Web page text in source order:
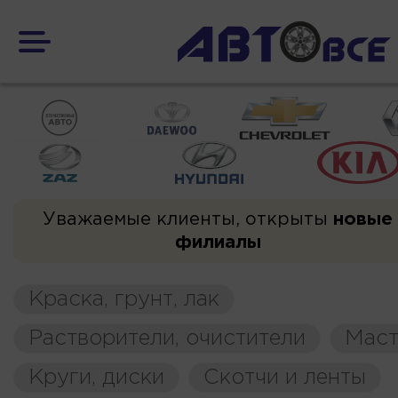
Уважаемые клиенты, открыты новые
филиалы
Краска, грунт, лак
Растворители, очистители
Круги, диски
Скотчи и ленты